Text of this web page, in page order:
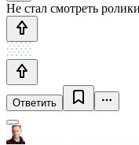
Не стал смотреть
Ответить